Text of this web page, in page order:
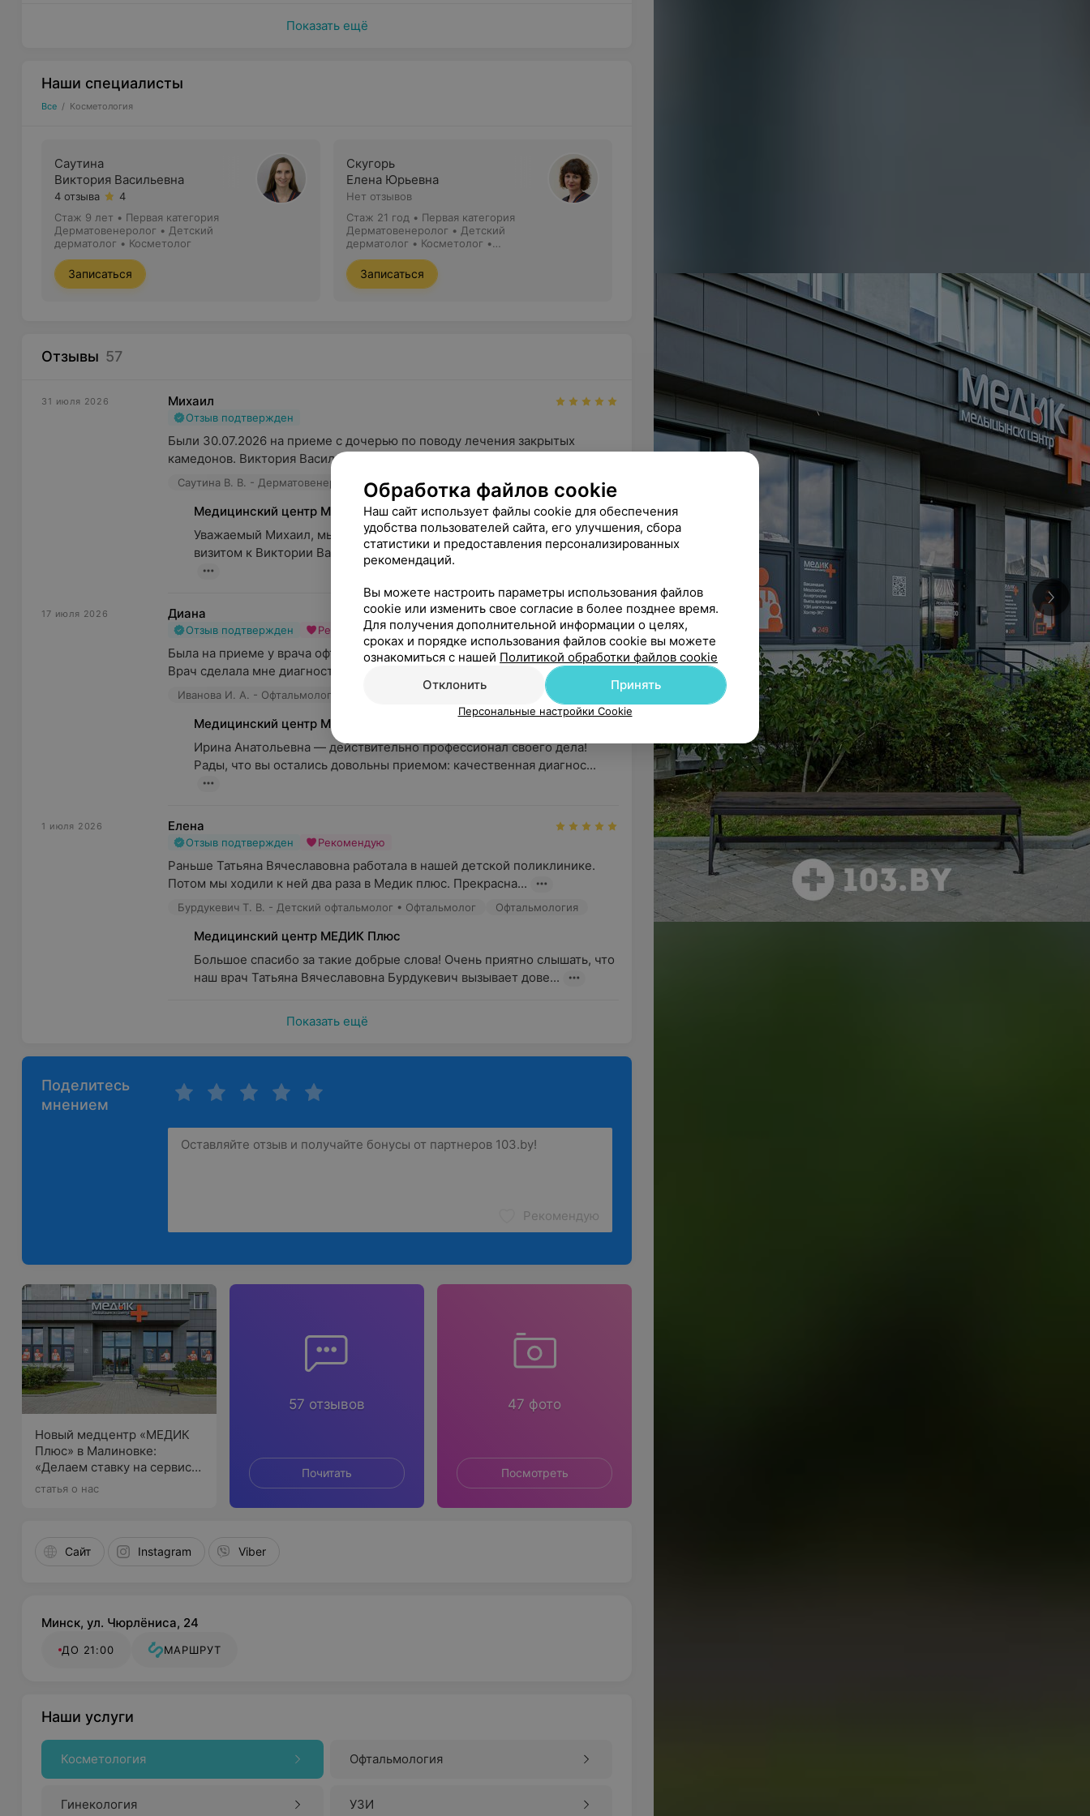
косметологи могут помочь в восстановлении и уходе за кожей для достижения
уверенность в себе и самооценку пациента, предоставив профессиональные советы и
процедуры).
эстетические проблемы, требующие медицинского вмешательства и экспертного совета.
Важно помнить, что врачи-косметологи работают в тесной связи с другими медицинскими
специалистами и могут предоставить индивидуальный и профессиональный подход к уходу за
внешностью.
Показать ещё
Наши специалисты
Все / Косметология
Саутина
Виктория Васильевна
4 отзыва
4
Стаж 9 лет • Первая категория
Дерматовенеролог • Детский
дерматолог • Косметолог
Записаться
Скугорь
Елена Юрьевна
Нет отзывов
Стаж 21 год • Первая категория
Дерматовенеролог • Детский
дерматолог • Косметолог •
Записаться
Отзывы 57
31 июля 2026 Михаил
Отзыв подтвержден
Были 30.07.2026 на приеме с дочерью по поводу лечения закрытых
камедонов. Виктория Васильевна отличный врач и точно знае...
Саутина В. В. - Дерматовенеролог • Косметолог • Детский дерматолог
Медицинский центр МЕДИК Плюс
Уважаемый Михаил, мы очень рады, что вы остались довольны
визитом к Виктории Васильевне и процессом лечения вашей дочери...
17 июля 2026 Диана
Отзыв подтвержден Рекомендую
Была на приеме у врача офтальмолога Иванова Ирина Анатольевна.
Врач сделала мне диагностику, выслушала мою проблему и да...
Иванова И. А. - Офтальмолог • Детский офтальмолог Офтальмология
Медицинский центр МЕДИК Плюс
Ирина Анатольевна — действительно профессионал своего дела!
Рады, что вы остались довольны приемом: качественная диагнос...
1 июля 2026 Елена
Отзыв подтвержден Рекомендую
Раньше Татьяна Вячеславовна работала в нашей детской поликлинике.
Потом мы ходили к ней два раза в Медик плюс. Прекрасна...
Бурдукевич Т. В. - Детский офтальмолог • Офтальмолог Офтальмология
Медицинский центр МЕДИК Плюс
Большое спасибо за такие добрые слова! Очень приятно слышать, что
наш врач Татьяна Вячеславовна Бурдукевич вызывает дове...
Показать ещё
Поделитесь
мнением
Рекомендую
Новый медцентр «МЕДИК
Плюс» в Малиновке:
«Делаем ставку на сервис и
качество»
статья о нас
57 отзывов
Почитать
47 фото
Посмотреть
Сайт Instagram Viber
Минск, ул. Чюрлёниса, 24
ДО 21:00 МАРШРУТ
Наши услуги
Косметология Офтальмология
Гинекология УЗИ
Обработка файлов cookie
Наш сайт использует файлы cookie для обеспечения
удобства пользователей сайта, его улучшения, сбора
статистики и предоставления персонализированных
рекомендаций.
Вы можете настроить параметры использования файлов
cookie или изменить свое согласие в более позднее время.
Для получения дополнительной информации о целях,
сроках и порядке использования файлов cookie вы можете
ознакомиться с нашей Политикой обработки файлов cookie
Отклонить
Принять
Персональные настройки Cookie